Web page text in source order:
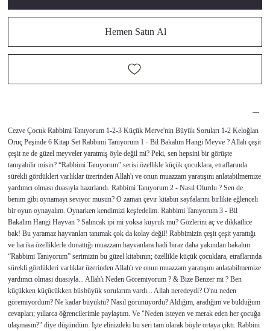
Hemen Satın Al
Cezve Çocuk Rabbimi Tanıyorum 1-2-3 Küçük Merve'nin Büyük Soruları 1-2 Keloğlan
Oruç Peşinde 6 Kitap Set Rabbimi Tanıyorum 1 - Bil Bakalım Hangi Meyve ? Allah çeşit
çeşit ne de güzel meyveler yaratmış öyle değil mi? Peki, sen hepsini bir görüşte
tanıyabilir misin? “Rabbimi Tanıyorum” serisi özellikle küçük çocuklara, etraflarında
sürekli gördükleri varlıklar üzerinden Allah'ı ve onun muazzam yaratışını anlatabilmemize
yardımcı olması duasıyla hazırlandı. Rabbimi Tanıyorum 2 - Nasıl Olurdu ? Sen de
benim gibi oynamayı seviyor musun? O zaman çevir kitabın sayfalarını birlikte eğlenceli
bir oyun oynayalım. Oynarken kendimizi keşfedelim. Rabbimi Tanıyorum 3 - Bil
Bakalım Hangi Hayvan ? Salıncak ipi mi yoksa kuyruk mu? Gözlerini aç ve dikkatlice
bak! Bu yaramaz hayvanları tanımak çok da kolay değil! Rabbimizin çeşit çeşit yarattığı
ve harika özelliklerle donattığı muazzam hayvanlara hadi biraz daha yakından bakalım.
“Rabbimi Tanıyorum” serimizin bu güzel kitabının; özellikle küçük çocuklara, etraflarında
sürekli gördükleri varlıklar üzerinden Allah'ı ve onun muazzam yaratışını anlatabilmemize
yardımcı olması duasıyla... Allah'ı Neden Göremiyorum ? & Bize Benzer mi ? Ben
küçükken küçücükken büsbüyük sorularım vardı... Allah neredeydi? O'nu neden
göremiyordum? Ne kadar büyüktü? Nasıl görünüyordu? Aldığım, aradığım ve bulduğum
cevapları; yıllarca öğrencilerimle paylaştım. Ve "Neden isteyen ve merak eden her çocuğa
ulaşmasın?" diye düşündüm. İşte elinizdeki bu seri tam olarak böyle ortaya çıktı. Rabbini